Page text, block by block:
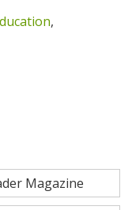
,
Magazine